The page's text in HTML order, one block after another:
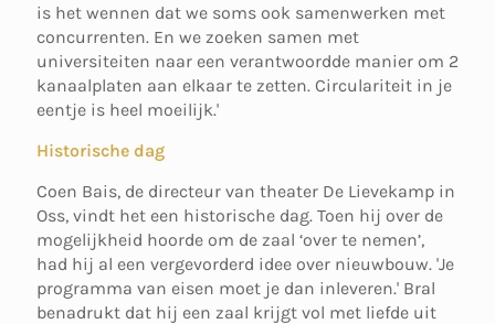
is het wennen dat we soms ook samenwerken met
concurrenten. En we zoeken samen met
universiteiten naar een verantwoordde manier om 2
kanaalplaten aan elkaar te zetten. Circulariteit in je
eentje is heel moeilijk.'
Historische dag
Coen Bais, de directeur van theater De Lievekamp in
Oss, vindt het een historische dag. Toen hij over de
mogelijkheid hoorde om de zaal ‘over te nemen’,
had hij al een vergevorderd idee over nieuwbouw. 'Je
programma van eisen moet je dan inleveren.' Bral
benadrukt dat hij een zaal krijgt vol met liefde uit